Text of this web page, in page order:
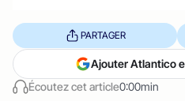
Écoutez cet article0:00min
PARTAGER
Ajouter Atlantico